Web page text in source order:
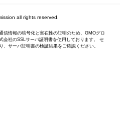
all rights reserved.
信情報の暗号化と実在性の証明のため、GMOグロ
会社のSSLサーバ証明書を使用しております。 セ
、サーバ証明書の検証結果をご確認ください。